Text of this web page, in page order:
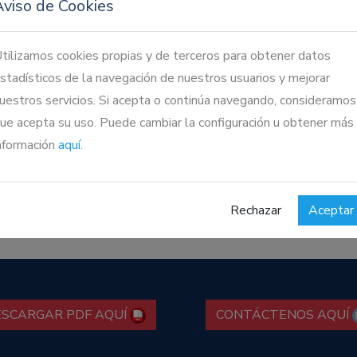
de Cookies
cookies propias y de terceros para obtener datos
de la navegación de nuestros usuarios y mejorar
servicios. Si acepta o continúa navegando, consideramos
acepta su uso. Puede cambiar la configuración u obtener más
aquí.
Rechazar Aceptar
Previous
PDF AQUÍ CONTÁCTENOS AQUÍ